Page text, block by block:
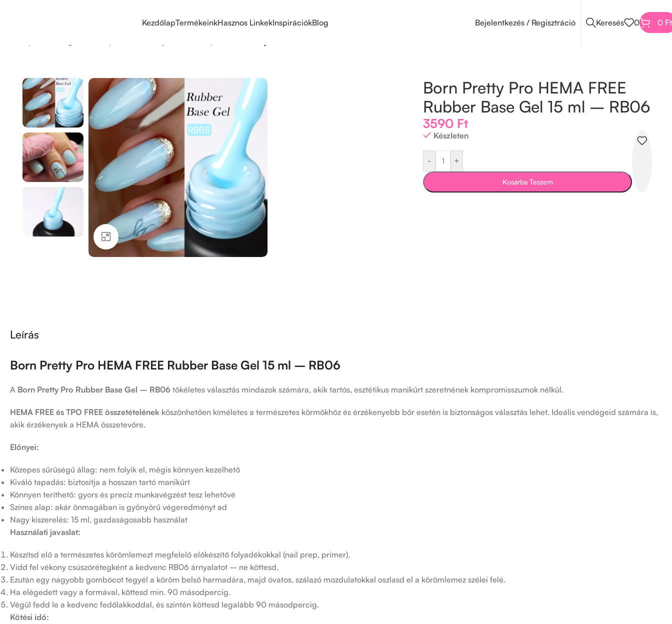
KezdőlapTermékeinkHasznos LinkekInspirációkBlog Bejelentkezés / Regisztráció Keresés 0 0 Ft
Kattintson a nagyításhoz
Born Pretty Pro HEMA FREE
Rubber Base Gel 15 ml – RB06
3590 Ft
Készleten
- +
Kosárba Teszem
Leírás
Born Pretty Pro HEMA FREE Rubber Base Gel 15 ml – RB06
A Born Pretty Pro Rubber Base Gel – RB06 tökéletes választás mindazok számára, akik tartós, esztétikus manikűrt szeretnének kompromisszumok nélkül.
HEMA FREE és TPO FREE összetételének köszönhetően kíméletes a természetes körmökhöz és érzékenyebb bőr esetén is biztonságos választás lehet. Ideális vendégeid számára is,
akik érzékenyek a HEMA összetevőre.
Előnyei:
Közepes sűrűségű állag: nem folyik el, mégis könnyen kezelhető
Kiváló tapadás: biztosítja a hosszan tartó manikűrt
Könnyen teríthető: gyors és precíz munkavégzést tesz lehetővé
Színes alap: akár önmagában is gyönyörű végeredményt ad
Nagy kiszerelés: 15 ml, gazdaságosabb használat
Használati javaslat:
Készítsd elő a természetes körömlemezt megfelelő előkészítő folyadékokkal (nail prep, primer).
Vidd fel vékony csúszórétegként a kedvenc RB06 árnyalatot – ne köttesd.
Ezután egy nagyobb gombócot tegyél a köröm belső harmadára, majd óvatos, szálazó mozdulatokkal oszlasd el a körömlemez szélei felé.
Ha elégedett vagy a formával, köttesd min. 90 másodpercig.
Végül fedd le a kedvenc fedőlakkoddal, és szintén köttesd legalább 90 másodpercig.
Kötési idő: